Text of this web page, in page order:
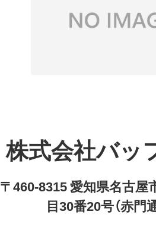
株式会社バッ
〒460-8315 愛知県名古屋
目30番20号（赤門